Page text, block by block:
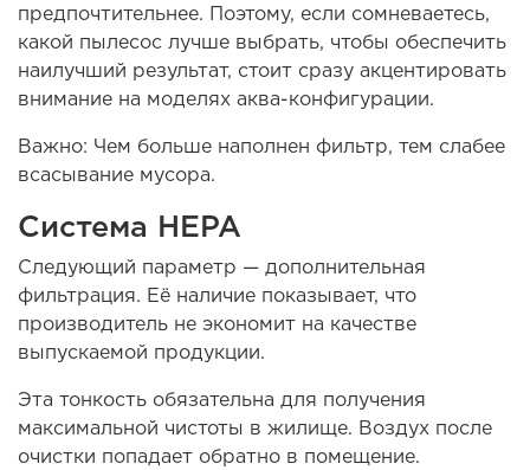
предпочтительнее. Поэтому, если сомневаетесь,
какой пылесос лучше выбрать, чтобы обеспечить
наилучший результат, стоит сразу акцентировать
внимание на моделях аква-конфигурации.
Важно: Чем больше наполнен фильтр, тем слабее
всасывание мусора.
Система HEPA
Следующий параметр — дополнительная
фильтрация. Её наличие показывает, что
производитель не экономит на качестве
выпускаемой продукции.
Эта тонкость обязательна для получения
максимальной чистоты в жилище. Воздух после
очистки попадает обратно в помещение.